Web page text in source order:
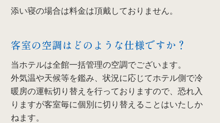
添い寝の場合は料金は頂戴しておりません。
客室の空調はどのような仕様ですか？
当ホテルは全館一括管理の空調でございます。
外気温や天候等を鑑み、状況に応じてホテル側で冷
暖房の運転切り替えを行っておりますので、恐れ入
りますが客室毎に個別に切り替えることはいたしか
ねます。